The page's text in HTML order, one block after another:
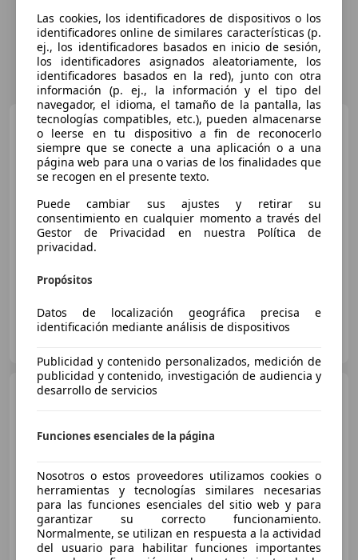
Hyundai i401.7CRDI
Bluedrive Tecno 136
€ 7.490
Buenprecio
09/2013
AUTOMARKET Durango
€ 9.200
Precio justo
09/2012 142.228 km Diésel 100 kW (136 CV)
Las cookies, los identificadores de dispositivos o los
identificadores online de similares características (p.
ej., los identificadores basados en inicio de sesión,
los identificadores asignados aleatoriamente, los
identificadores basados en la red), junto con otra
información (p. ej., la información y el tipo del
navegador, el idioma, el tamaño de la pantalla, las
tecnologías compatibles, etc.), pueden almacenarse
o leerse en tu dispositivo a fin de reconocerlo
siempre que se conecte a una aplicación o a una
página web para una o varias de los finalidades que
se recogen en el presente texto.
Puede cambiar sus ajustes y retirar su
consentimiento en cualquier momento a través del
Gestor de Privacidad en nuestra Política de
privacidad.
Propósitos
Datos de localización geográfica precisa e
identificación mediante análisis de dispositivos
Publicidad y contenido personalizados, medición de
publicidad y contenido, investigación de audiencia y
desarrollo de servicios
Funciones esenciales de la página
Nosotros o estos proveedores utilizamos cookies o
herramientas y tecnologías similares necesarias
para las funciones esenciales del sitio web y para
garantizar su correcto funcionamiento.
Normalmente, se utilizan en respuesta a la actividad
del usuario para habilitar funciones importantes